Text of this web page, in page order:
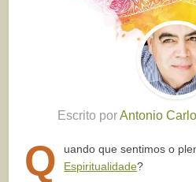
Escrito porAntonio
Q
uando que sentimos o
Espiritualidade?